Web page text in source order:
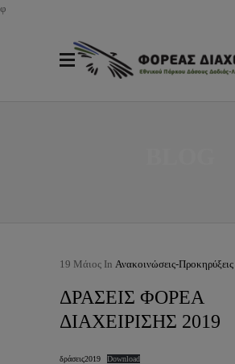
φ
19 Μάιος In Ανακοινώσεις-Προκηρύξεις
ΔΡΑΣΕΙΣ ΦΟΡΕΑ
ΔΙΑΧΕΙΡΙΣΗΣ 2019
δράσεις2019 Download